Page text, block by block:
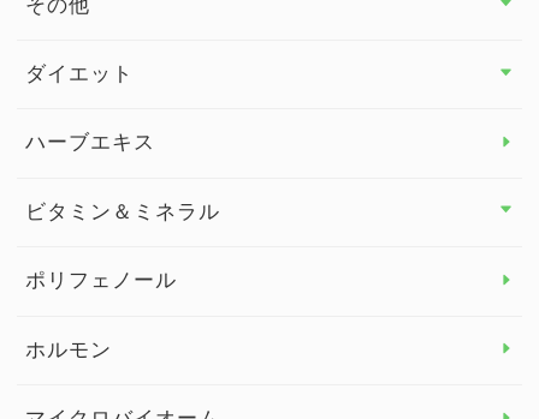
その他
その他 トップ
健康セミナー
ダイエット
ダイエット トップ
ハーブエキス
ビタミン＆ミネラル
ビタミン＆ミネラル トップ
ポリフェノール
ホルモン